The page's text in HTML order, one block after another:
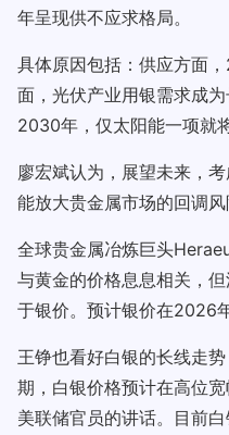
年呈现供不应求格局。
具体原因包括：供应方面
面，光伏产业用银需求成
2030年，仅太阳能一项就
廖宏斌认为，展望未来，
能放大贵金属市场的回调
全球贵金属冶炼巨头
与黄金的价格息息相关，
于银价。预计银价在2026
王铮也看好白银的长线走
期，白银价格预计在高位
美联储官员的讲话。目前